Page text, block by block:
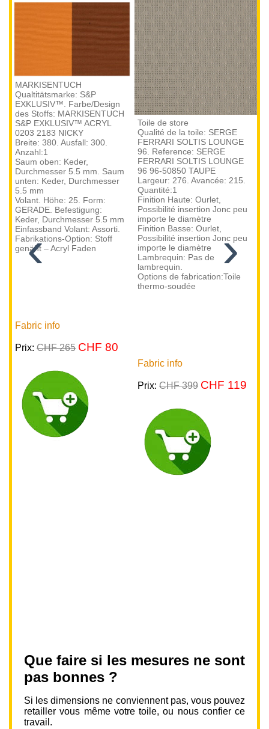
MARKISENTUCH
Qualtitätsmarke: S&P
EXKLUSIV™. Farbe/Design
des Stoffs: MARKISENTUCH
S&P EXKLUSIV™ ACRYL
0203 2183 NICKY
Breite: 380. Ausfall: 300.
Anzahl:1
Saum oben: Keder,
Durchmesser 5.5 mm. Saum
unten: Keder, Durchmesser
5.5 mm
Volant. Höhe: 25. Form:
GERADE. Befestigung:
Keder, Durchmesser 5.5 mm
Einfassband Volant: Assorti.
Fabrikations-Option: Stoff
genäht – Acryl Faden
Fabric info
Prix: CHF 265 CHF 80
Toile de store
Qualité de la toile: SERGE
FERRARI SOLTIS LOUNGE
96. Reference: SERGE
FERRARI SOLTIS LOUNGE
96 96-50850 TAUPE
Largeur: 276. Avancée: 215.
Quantité:1
Finition Haute: Ourlet,
Possibilité insertion Jonc peu
importe le diamètre
Finition Basse: Ourlet,
Possibilité insertion Jonc peu
importe le diamètre
Lambrequin: Pas de
lambrequin.
Options de fabrication:Toile
thermo-soudée
Fabric info
Prix: CHF 399 CHF 119
‹ ›
Que faire si les mesures ne sont
pas bonnes ?
Si les dimensions ne conviennent pas, vous pouvez
retailler vous même votre toile, ou nous confier ce
travail.